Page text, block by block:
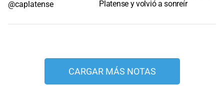
Platense y volvió a sonreír
CARGAR MÁS NOTAS